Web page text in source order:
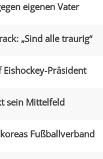
eigenen Vater
„Sind alle traurig“
Präsident
sein Mittelfeld
Fußballverband